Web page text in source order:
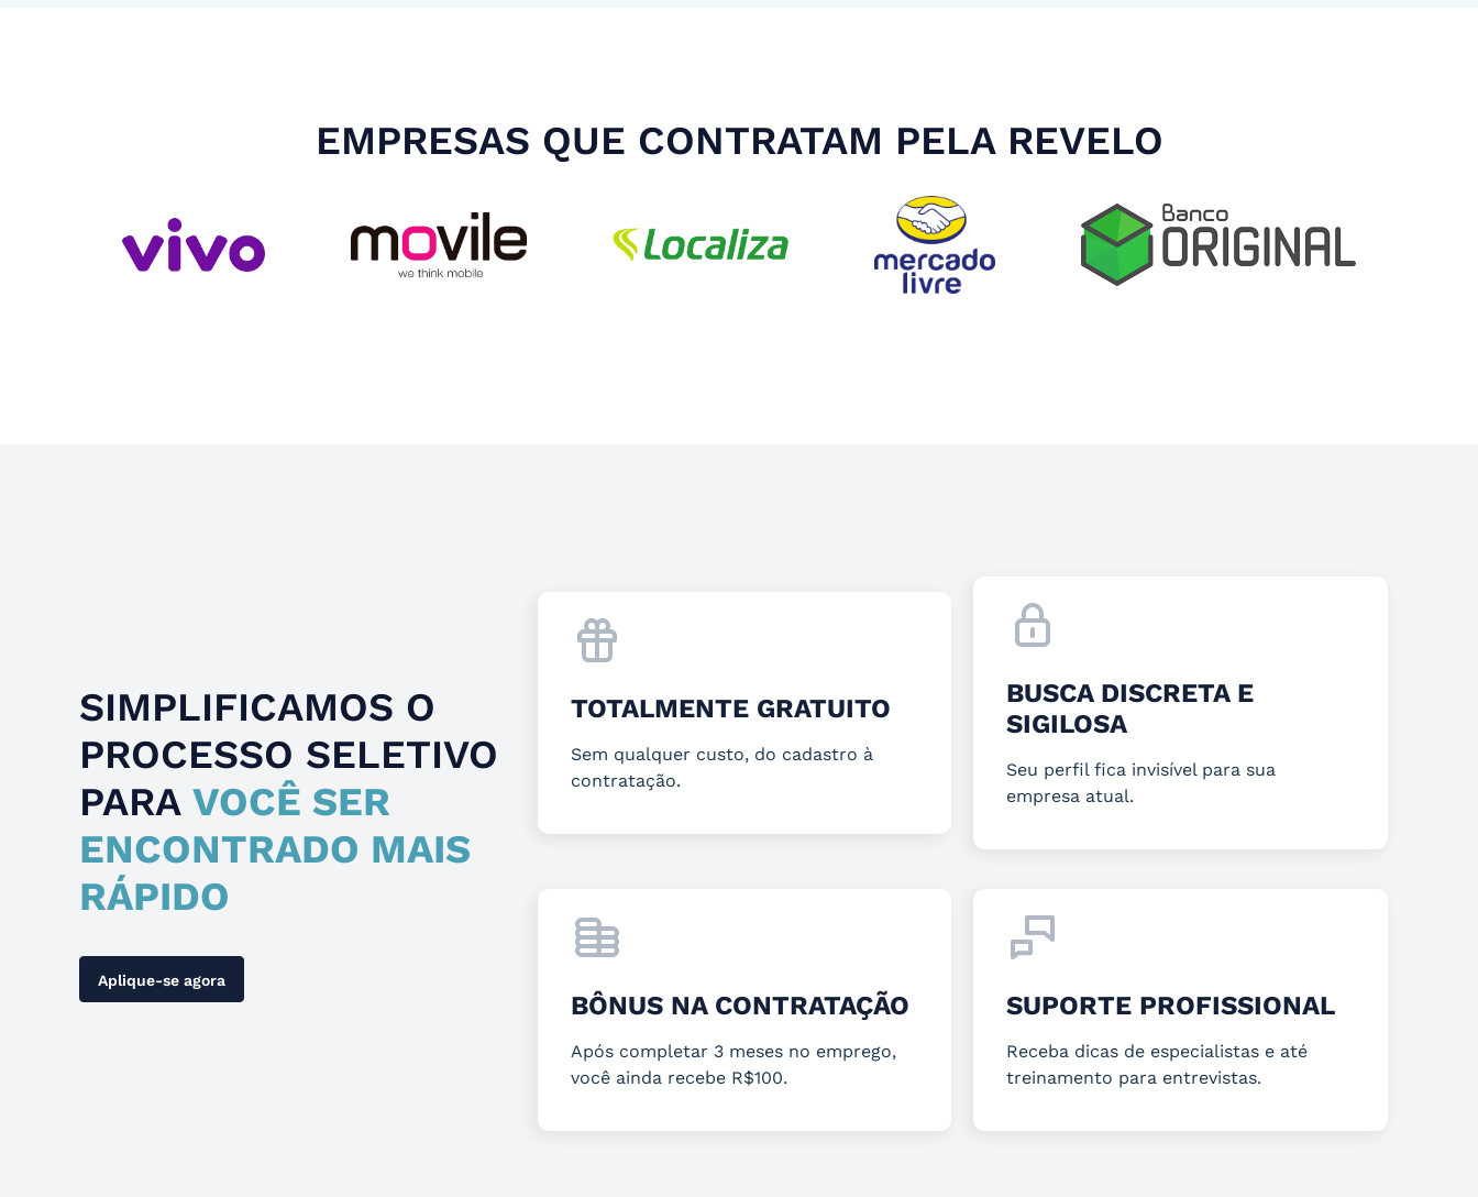
EMPRESAS QUE CONTRATAM PELA REVELO
SIMPLIFICAMOS O
PROCESSO SELETIVO
PARA VOCÊ SER
ENCONTRADO MAIS
RÁPIDO
Aplique-se agora
TOTALMENTE GRATUITO
Sem qualquer custo, do cadastro à
contratação.
BUSCA DISCRETA E
SIGILOSA
Seu perfil fica invisível para sua
empresa atual.
BÔNUS NA CONTRATAÇÃO
Após completar 3 meses no emprego,
você ainda recebe R$100.
SUPORTE PROFISSIONAL
Receba dicas de especialistas e até
treinamento para entrevistas.